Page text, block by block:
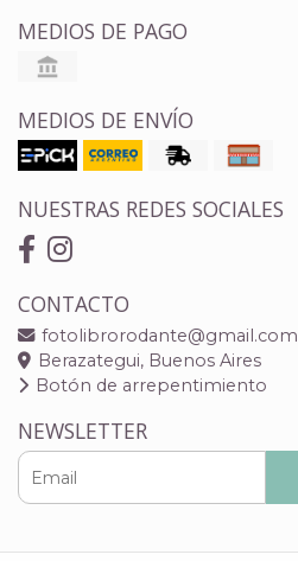
MEDIOS DE PAGO
MEDIOS DE ENVÍO
NUESTRAS REDES SOCIALES
CONTACTO
fotolibrorodante@gmail.com
Berazategui, Buenos Aires
Botón de arrepentimiento
NEWSLETTER